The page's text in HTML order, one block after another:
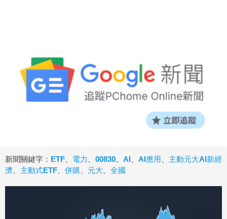
新聞關鍵字： ETF 電力 00830 AI AI應用
主動元大AI新經
濟
主動式ETF 併購 元大 全國